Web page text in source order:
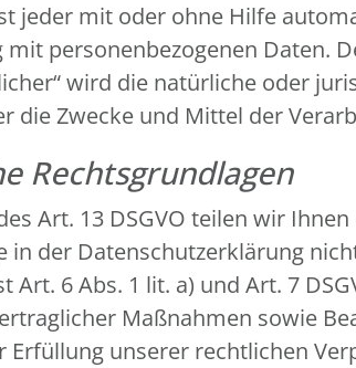
jeder mit oder ohne Hilfe
mit personenbezogenen Daten.
wird die natürliche oder
die Zwecke und Mittel der
Rechtsgrundlagen
Art. 13 DSGVO teilen wir
in der Datenschutzerklärung
Art. 6 Abs. 1 lit. a) und Art. 7
Maßnahmen sowie
Erfüllung unserer rechtlichen